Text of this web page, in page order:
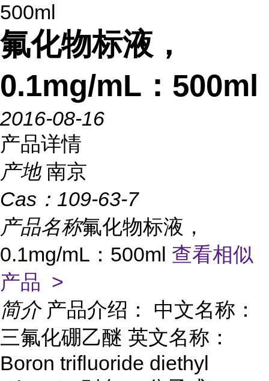
500ml
氟化物标液，
0.1mg/mL：500ml
2016-08-16
产品详情
产地 南京
Cas： 109-63-7
产品名称氟化物标液，
0.1mg/mL：500ml 查看相似
产品 >
简介 产品介绍： 中文名称：
三氟化硼乙醚 英文名称：
Boron trifluoride diethyl